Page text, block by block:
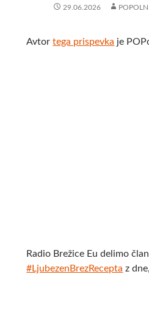
29.06.2026
Avtortega prispevka je
Radio Brežice Eu delimo
#LjubezenBrezRecepta z